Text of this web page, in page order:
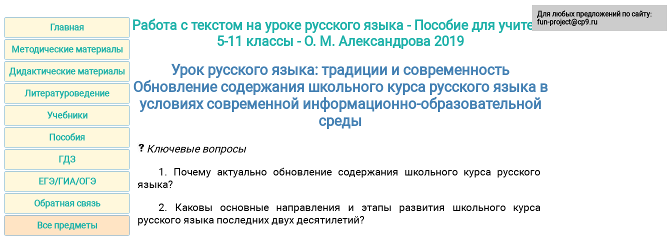
Главная
Методические материалы
Дидактические материалы
Литературоведение
Учебники
Пособия
ГДЗ
ЕГЭ/ГИА/ОГЭ
Обратная связь
Все предметы
Работа с текстом на уроке русского языка - Пособие для учителя
5-11 классы - О. М. Александрова 2019
Урок русского языка: традиции и современность
Обновление содержания школьного курса русского языка в
условиях современной информационно-образовательной
среды
Ключевые вопросы
1. Почему актуально обновление содержания школьного курса русского
языка?
2. Каковы основные направления и этапы развития школьного курса
русского языка последних двух десятилетий?
Для любых предложений по сайту:
fun-project@cp9.ru